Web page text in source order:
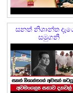
සනත් නිශාන්ත
සමුගනී